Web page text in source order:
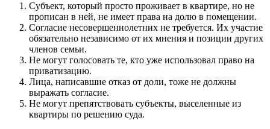
Субъект, который просто проживает в квартире, но не
прописан в ней, не имеет права на долю в помещении.
Согласие несовершеннолетних не требуется. Их участие
обязательно независимо от их мнения и позиции других
членов семьи.
Не могут голосовать те, кто уже использовал право на
приватизацию.
Лица, написавшие отказ от доли, тоже не должны
выражать согласие.
Не могут препятствовать субъекты, выселенные из
квартиры по решению суда.